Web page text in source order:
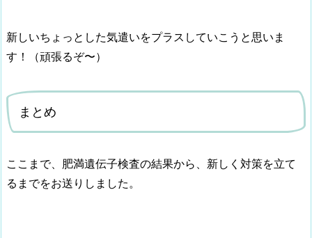
新しいちょっとした気遣いをプラスしていこうと思いま
す！（頑張るぞ〜）
まとめ
ここまで、肥満遺伝子検査の結果から、新しく対策を立て
るまでをお送りしました。